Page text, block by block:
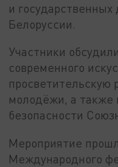
и
Белоруссии.
Участники
современного
просветительскую
молодёжи, а также
безопасности
Мероприятие
Международного